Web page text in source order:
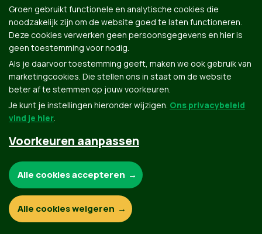
Groen.be
© Copyright Groen 2026 | Gemaakt metNationBuilder| Gebouwd doorTectonica
Contact Privacybeleid
Groen gebruikt functionele en analytische cookies die
noodzakelijk zijn om de website goed te laten functioneren.
Deze cookies verwerken geen persoonsgegevens en hier is
geen toestemming voor nodig.
Als je daarvoor toestemming geeft, maken we ook gebruik van
marketingcookies. Die stellen ons in staat om de website
beter af te stemmen op jouw voorkeuren.
Je kunt je instellingen hieronder wijzigen. Ons privacybeleid
vind je hier.
Voorkeuren aanpassen
Functionele en analytische cookies:
Alle cookies accepteren
Alle cookies weigeren